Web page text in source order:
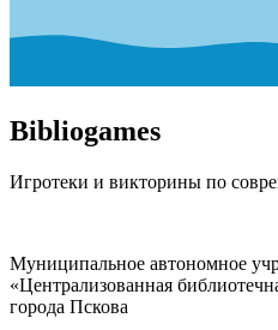
Bibliogames
Игротеки и викторины по
Муниципальное автономное
«Централизованная
города Пскова